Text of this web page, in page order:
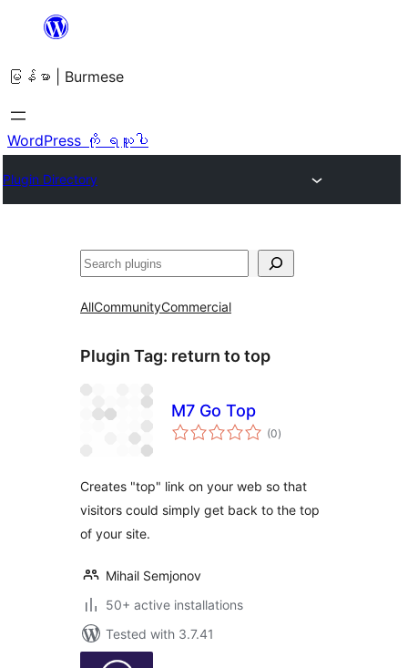
အကြောင်းအရာ
ကျော်သွား
ရန်
မြန်မာ | Burmese
WordPress ကို ရယူပါ
Plugin Directory
ရှာ
AllCommunityCommercial
Plugin Tag: return to top
M7 Go Top
(0total
ratings
)
Creates "top" link on your web so that
visitors could simply get back to the top
of your site.
Mihail Semjonov
50+ active installations
Tested with 3.7.41